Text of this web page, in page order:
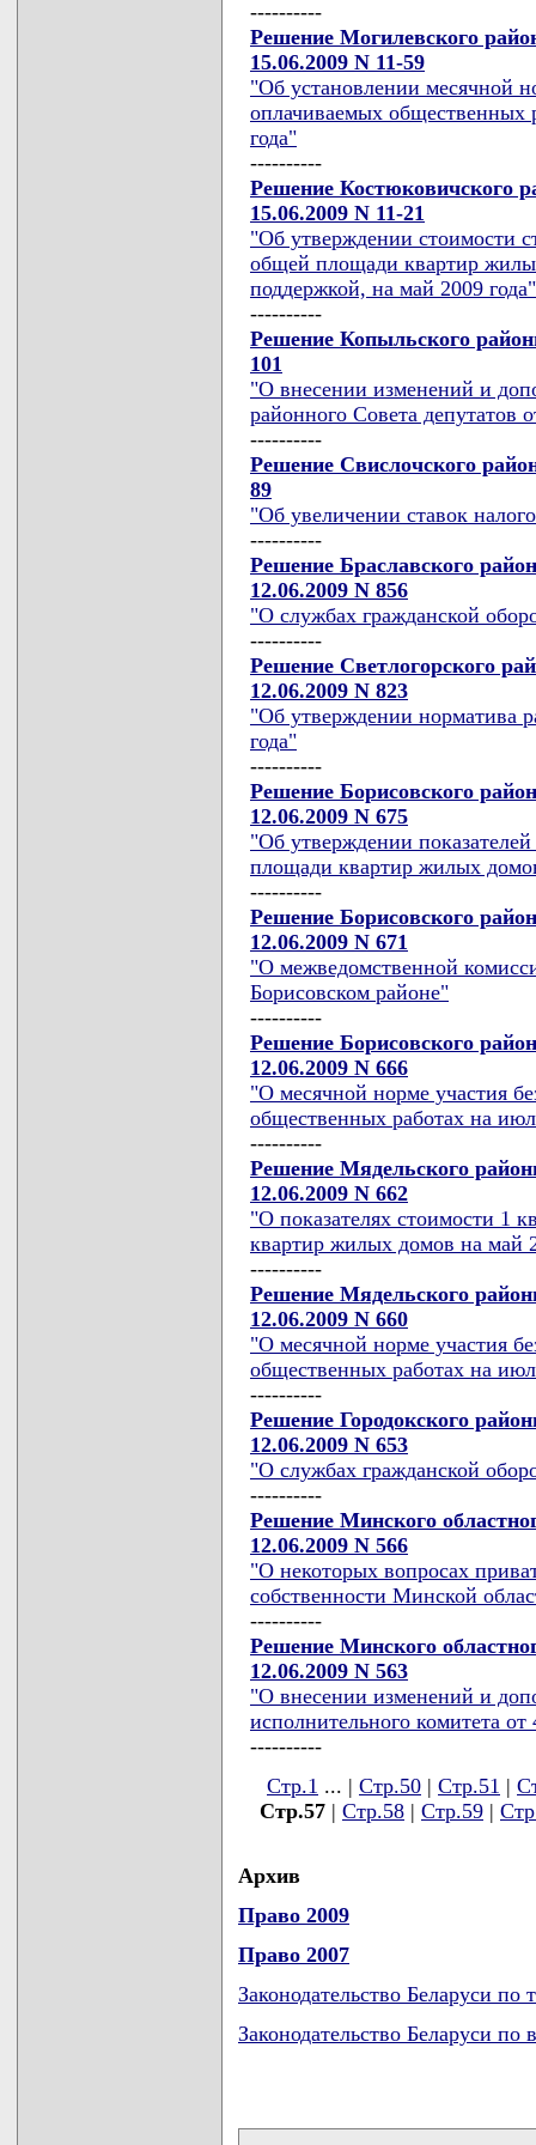
----------
Решение Могилевского
15.06.2009 N 11-59
"Об установлении месячной
оплачиваемых общественных
года"
----------
Решение Костюковичского
15.06.2009 N 11-21
"Об утверждении стоимости
общей площади квартир
поддержкой, на май 2009 года"
----------
Решение Копыльского
101
"О внесении изменений и
районного Совета депутатов
----------
Решение Свислочского
89
"Об увеличении ставок
----------
Решение Браславского
12.06.2009 N 856
"О службах гражданской
----------
Решение Светлогорского
12.06.2009 N 823
"Об утверждении норматива
года"
----------
Решение Борисовского
12.06.2009 N 675
"Об утверждении
площади квартир жилых
----------
Решение Борисовского
12.06.2009 N 671
"О межведомственной
Борисовском районе"
----------
Решение Борисовского
12.06.2009 N 666
"О месячной норме участия
общественных работах на
----------
Решение Мядельского
12.06.2009 N 662
"О показателях стоимости 1
квартир жилых домов на май
----------
Решение Мядельского
12.06.2009 N 660
"О месячной норме участия
общественных работах на
----------
Решение Городокского
12.06.2009 N 653
"О службах гражданской
----------
Решение Минского
12.06.2009 N 566
"О некоторых вопросах
собственности Минской
----------
Решение Минского
12.06.2009 N 563
"О внесении изменений и
исполнительного комитета от
----------
Стр.1 ... | Стр.50 | Стр.51 |
Стр.57 | Стр.58 | Стр.59 |
Архив
Право 2009
Право 2007
Законодательство Беларуси по
Законодательство Беларуси по